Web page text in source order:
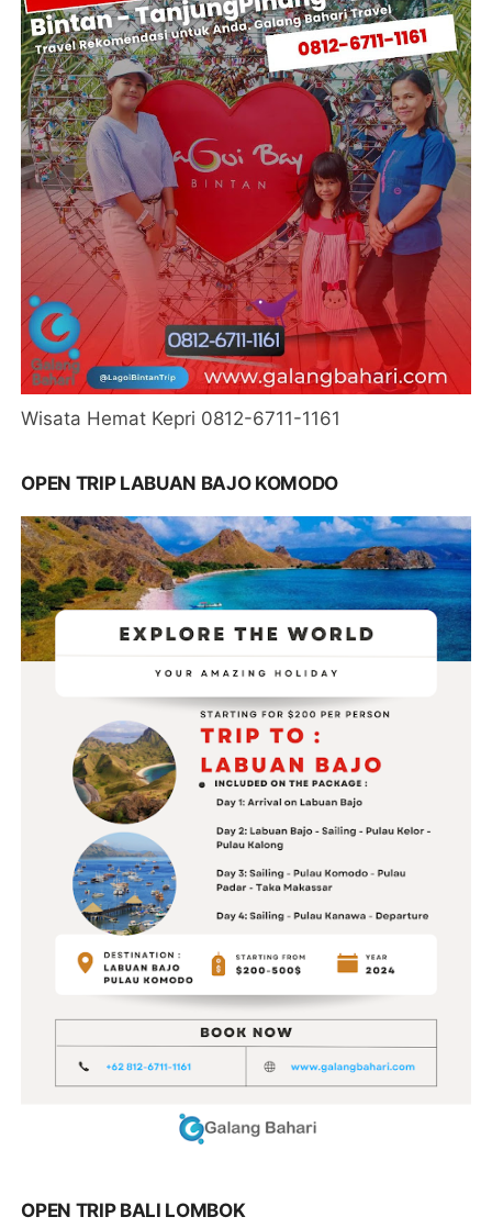
Wisata Hemat Kepri 0812-6711-1161
OPEN TRIP LABUAN BAJO KOMODO
OPEN TRIP BALI LOMBOK